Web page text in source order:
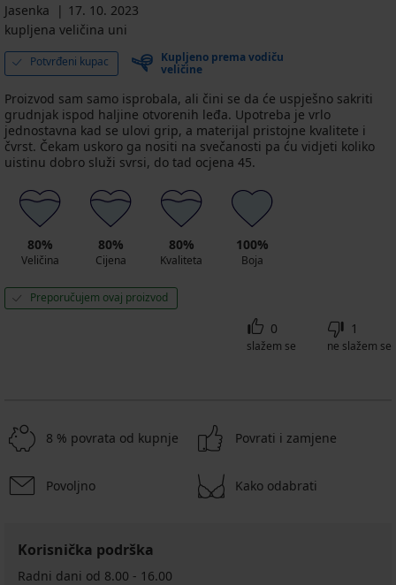
Jasenka
17. 10. 2023
kupljena veličina uni
Potvrđeni kupac
Kupljeno prema vodiču
veličine
Proizvod sam samo isprobala, ali čini se da će uspješno sakriti
grudnjak ispod haljine otvorenih leđa. Upotreba je vrlo
jednostavna kad se ulovi grip, a materijal pristojne kvalitete i
čvrst. Čekam uskoro ga nositi na svečanosti pa ću vidjeti koliko
uistinu dobro služi svrsi, do tad ocjena 45.
80%
Veličina
80%
Cijena
80%
Kvaliteta
100%
Boja
Preporučujem ovaj proizvod
0
slažem se
1
ne slažem se
8 % povrata od kupnje Povrati i zamjene
Povoljno Kako odabrati
Korisnička podrška
Radni dani od 8.00 - 16.00